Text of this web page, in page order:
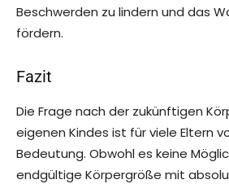
Beschwerden zu lindern und das
fördern.
Fazit
Die Frage nach der zukünftigen
eigenen Kindes ist für viele Eltern
Bedeutung. Obwohl es keine
endgültige Körpergröße mit